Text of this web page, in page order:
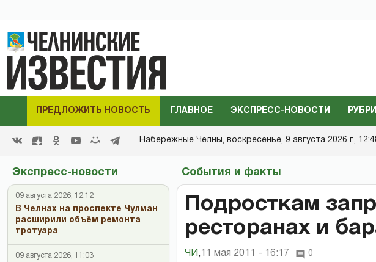
ПРЕДЛОЖИТЬ НОВОСТЬ ГЛАВНОЕ ЭКСПРЕСС-НОВОСТИ
Набережные Челны, воскресенье, 9 августа 2026 г.,
Экспресс-новости
09 августа 2026, 12:12
В Челнах на проспекте Чулман
расширили объём ремонта
тротуара
09 августа 2026, 11:03
События и факты
Подросткам
ресторанах и
ЧИ , 11 мая 2011 - 16:17 0